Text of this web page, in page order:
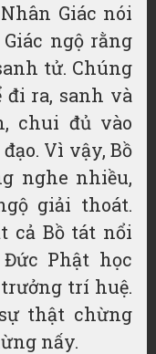
Giác nói
ngộ rằng
tử. Chúng
ra, sanh và
chui đủ vào
Vì vậy, Bồ
nghe nhiều,
giải thoát.
cả Bồ tát nổi
Phật học
trí huệ.
thật chừng
nấy.